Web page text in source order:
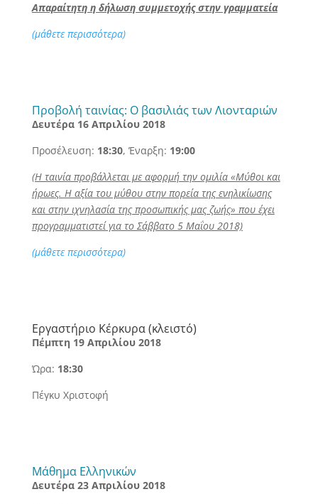
Απαραίτητη η δήλωση συμμετοχής στην γραμματεία
(μάθετε περισσότερα)
Προβολή ταινίας: Ο βασιλιάς των Λιονταριών
Δευτέρα 16 Απριλίου 2018
Προσέλευση: 18:30, Έναρξη: 19:00
(Η ταινία προβάλλεται με αφορμή την ομιλία «Μύθοι και
ήρωες. Η αξία του μύθου στην πορεία της ενηλικίωσης
και στην ιχνηλασία της προσωπικής μας ζωής» που έχει
προγραμματιστεί για το Σάββατο 5 Μαΐου 2018)
(μάθετε περισσότερα)
Εργαστήριο Κέρκυρα (κλειστό)
Πέμπτη 19 Απριλίου 2018
Ώρα: 18:30
Πέγκυ Χριστοφή
Μάθημα Ελληνικών
Δευτέρα 23 Απριλίου 2018